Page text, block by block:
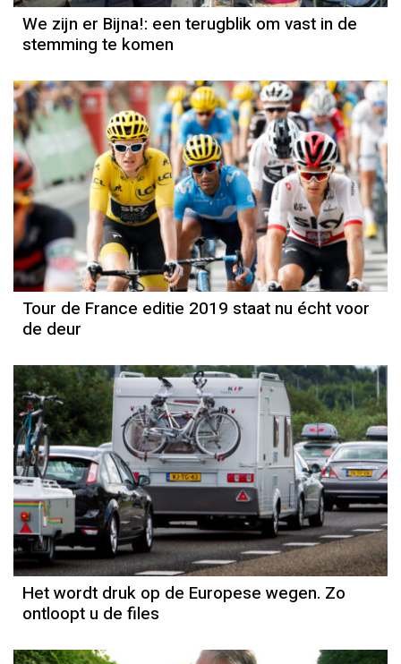
We zijn er Bijna!: een terugblik om vast in de
stemming te komen
Tour de France editie 2019 staat nu écht voor
de deur
Het wordt druk op de Europese wegen. Zo
ontloopt u de files